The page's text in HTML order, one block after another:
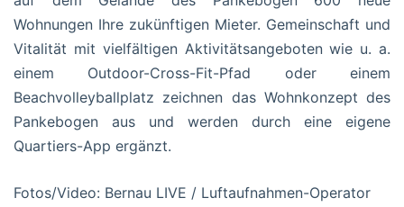
Wohnungen Ihre zukünftigen Mieter. Gemeinschaft und
Vitalität mit vielfältigen Aktivitätsangeboten wie u. a.
einem Outdoor-Cross-Fit-Pfad oder einem
Beachvolleyballplatz zeichnen das Wohnkonzept des
Pankebogen aus und werden durch eine eigene
Quartiers-App ergänzt.
Fotos/Video: Bernau LIVE / Luftaufnahmen-Operator